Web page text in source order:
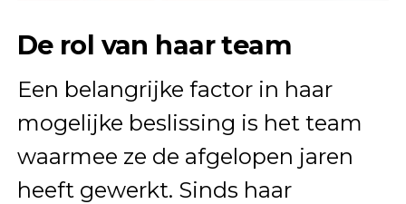
De rol van haar team
Een belangrijke factor in haar
mogelijke beslissing is het team
waarmee ze de afgelopen jaren
heeft gewerkt. Sinds haar